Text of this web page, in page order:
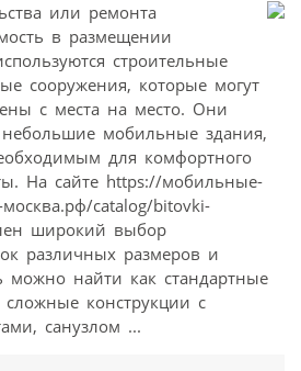
или ремонта
в размещении
строительные
сооружения, которые могут
с места на место. Они
небольшие мобильные здания,
для комфортного
На сайте https://мобильные-
catalog/bitovki-
широкий выбор
различных размеров и
можно найти как стандартные
конструкции с
санузлом ...